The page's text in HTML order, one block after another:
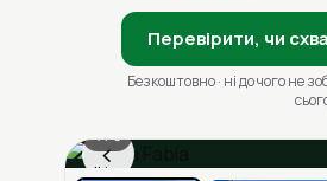
Перевірити, чи
Безкоштовно · ні до чого не
‹
1 / 6
Ціна в місяць